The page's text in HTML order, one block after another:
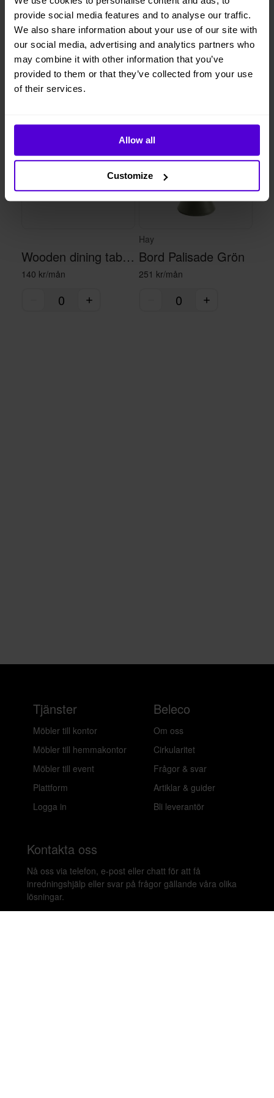
provide social media features and to analyse our traffic.
We also share information about your use of our site with
our social media, advertising and analytics partners who
may combine it with other information that you’ve
provided to them or that they’ve collected from your use
of their services.
Allow all
Customize
Helt flexibelt
1 månads
uppsägningstid
Liknande produkter
Wooden dining table - black/brown
140 kr/mån
Hay
Bord Palisade Grön
251 kr/mån
Tjänster
Möbler till kontor
Möbler till hemmakontor
Möbler till event
Plattform
Logga in
Beleco
Om oss
Cirkularitet
Frågor & svar
Artiklar & guider
Bli leverantör
Kontakta oss
Nå oss via telefon, e-post eller chatt för att få
inredningshjälp eller svar på frågor gällande våra olika
lösningar.
020-899450